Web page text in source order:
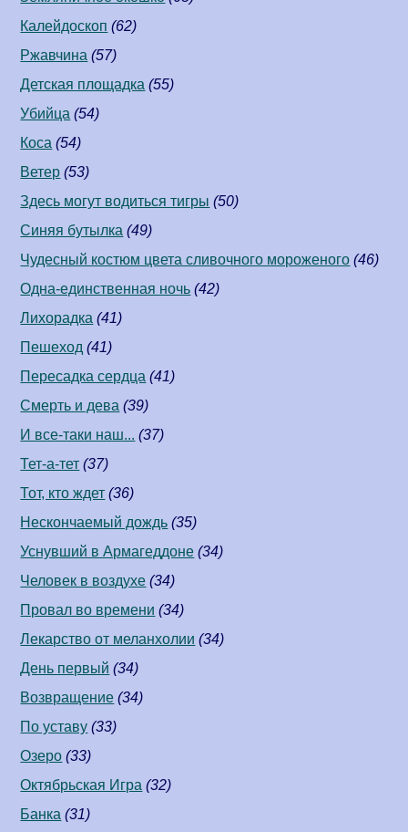
Калейдоскоп (62)
Ржавчина (57)
Детская площадка (55)
Убийца (54)
Коса (54)
Ветер (53)
Здесь могут водиться тигры (50)
Синяя бутылка (49)
Чудесный костюм цвета сливочного мороженого (46)
Одна-единственная ночь (42)
Лихорадка (41)
Пешеход (41)
Пересадка сердца (41)
Смерть и дева (39)
И все-таки наш... (37)
Тет-а-тет (37)
Тот, кто ждет (36)
Нескончаемый дождь (35)
Уснувший в Армагеддоне (34)
Человек в воздухе (34)
Провал во времени (34)
Лекарство от меланхолии (34)
День первый (34)
Возвращение (34)
По уставу (33)
Озеро (33)
Октябрьская Игра (32)
Банка (31)